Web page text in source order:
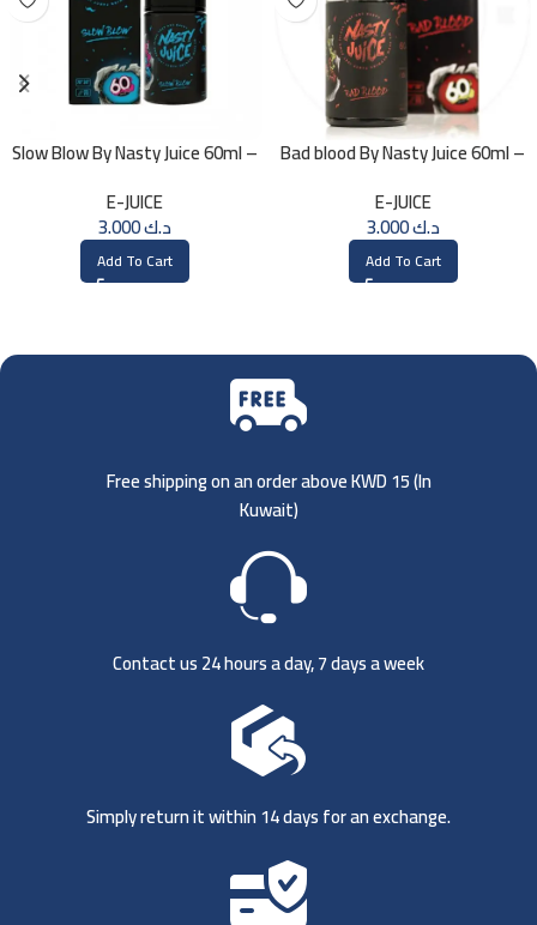
Slow Blow By Nasty Juice 60ml –
E-JUICE
د.ك3.000
Add To Cart
Bad blood By Nasty Juice 60ml –
E-JUICE
د.ك3.000
Add To Cart
Free shipping on an order above KWD 15 (In
Kuwait)
Contact us 24 hours a day, 7 days a week
Simply return it within 14 days for an exchange.